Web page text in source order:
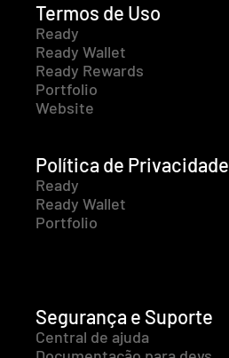
Termos de Uso
Ready
Ready Wallet
Ready Rewards
Portfolio
Website
Política de Privacidade
Ready
Ready Wallet
Portfolio
Segurança e Suporte
Central de ajuda